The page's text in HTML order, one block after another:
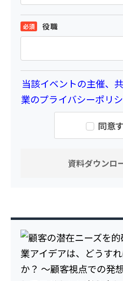
役職
当該イベントの主催、
業のプライバシーポリ
同意